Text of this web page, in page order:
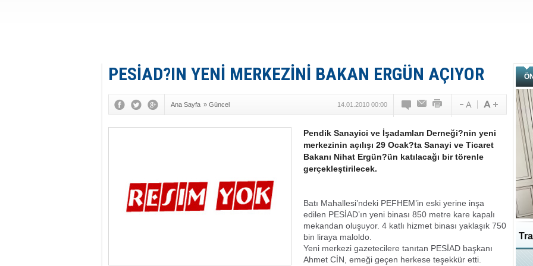
PESİAD?IN YENİ MERKEZİNİ BAKAN ERGÜN AÇIYOR
Ana Sayfa » Güncel 14.01.2010 00:00
Pendik Sanayici ve İşadamları Derneği?nin yeni
merkezinin açılışı 29 Ocak?ta Sanayi ve Ticaret
Bakanı Nihat Ergün?ün katılacağı bir törenle
gerçekleştirilecek.
Batı Mahallesi’ndeki PEFHEM’in eski yerine inşa
edilen PESİAD’ın yeni binası 850 metre kare kapalı
mekandan oluşuyor. 4 katlı hizmet binası yaklaşık 750
bin liraya maloldo.
Yeni merkezi gazetecilere tanıtan PESİAD başkanı
Ahmet CİN, emeği geçen herkese teşekkür etti.